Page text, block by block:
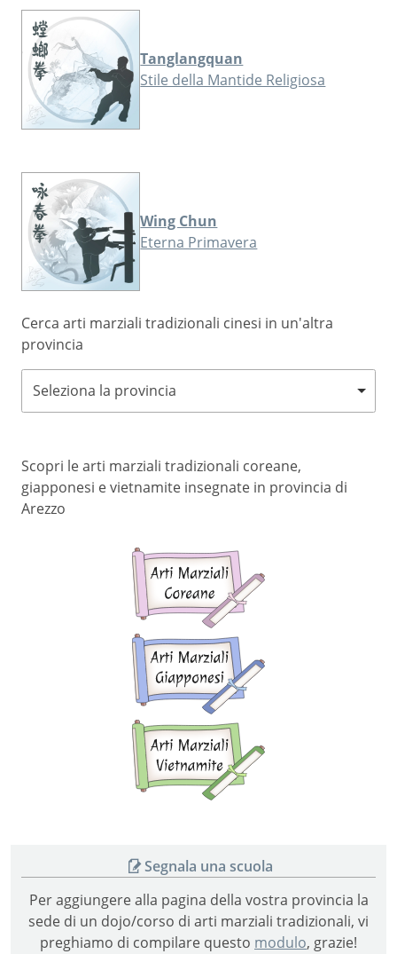
Tanglangquan
Stile della Mantide Religiosa
Wing Chun
Eterna Primavera
Cerca arti marziali tradizionali cinesi in un'altra
provincia
Seleziona la provincia
Scopri le arti marziali tradizionali coreane,
giapponesi e vietnamite insegnate in provincia di
Arezzo
marziali
marziali
marziali
Segnala una scuola
Per aggiungere alla pagina della vostra provincia la
sede di un dojo/corso di arti marziali tradizionali, vi
preghiamo di compilare questo modulo, grazie!